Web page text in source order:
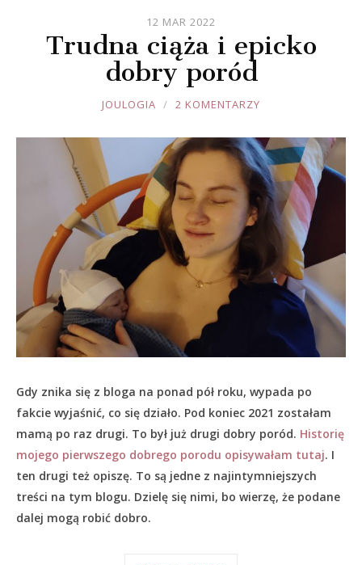
12 MAR 2022
Trudna ciąża i epicko
dobry poród
JOULE
JOULOGIA 2 KOMENTARZY
Gdy znika się z bloga na ponad pół roku, wypada po
fakcie wyjaśnić, co się działo. Pod koniec 2021 zostałam
mamą po raz drugi. To był już drugi dobry poród. Historię
mojego pierwszego dobrego porodu opisywałam tutaj. I
ten drugi też opiszę. To są jedne z najintymniejszych
treści na tym blogu. Dzielę się nimi, bo wierzę, że podane
dalej mogą robić dobro.